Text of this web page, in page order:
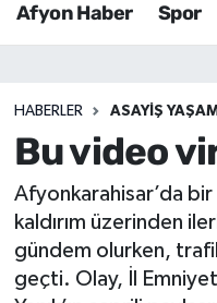
Afyon Haber Spor
HABERLER ASAYIŞ
Bu video
Afyonkarahisar’da
kaldırım üzerinden
gündem olurken,
geçti. Olay, İl Emniyet
Sağlık
Eğitim
Sivil Toplum